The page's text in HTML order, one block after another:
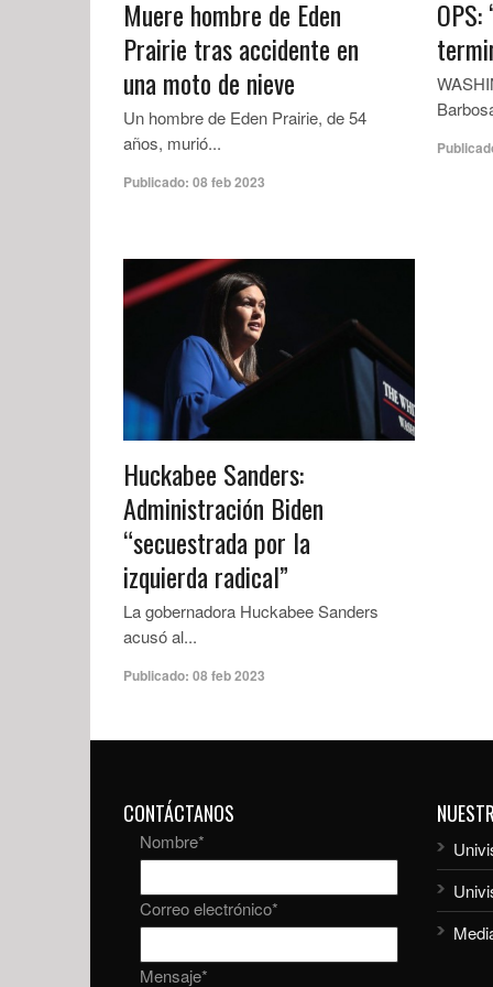
Muere hombre de Eden
Prairie tras accidente en
una moto de nieve
Un hombre de Eden Prairie, de 54
años, murió...
Publicado: 08 feb 2023
Huckabee Sanders:
Administración Biden
“secuestrada por la
izquierda radical”
La gobernadora Huckabee Sanders
acusó al...
Publicado: 08 feb 2023
CONTÁCTANOS
Nombre*
Correo electrónico*
Mensaje*